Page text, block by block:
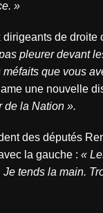
»
dirigeants de droite
pleurer devant
que vous
une nouvelle
de la Nation ».
des députés
la gauche : «
tends la main.